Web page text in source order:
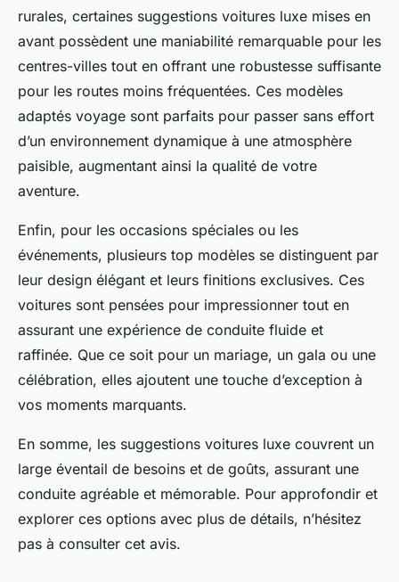
rurales, certaines suggestions voitures luxe mises en
avant possèdent une maniabilité remarquable pour les
centres-villes tout en offrant une robustesse suffisante
pour les routes moins fréquentées. Ces modèles
adaptés voyage sont parfaits pour passer sans effort
d’un environnement dynamique à une atmosphère
paisible, augmentant ainsi la qualité de votre
aventure.
Enfin, pour les occasions spéciales ou les
événements, plusieurs top modèles se distinguent par
leur design élégant et leurs finitions exclusives. Ces
voitures sont pensées pour impressionner tout en
assurant une expérience de conduite fluide et
raffinée. Que ce soit pour un mariage, un gala ou une
célébration, elles ajoutent une touche d’exception à
vos moments marquants.
En somme, les suggestions voitures luxe couvrent un
large éventail de besoins et de goûts, assurant une
conduite agréable et mémorable. Pour approfondir et
explorer ces options avec plus de détails, n’hésitez
pas à consulter cet avis.